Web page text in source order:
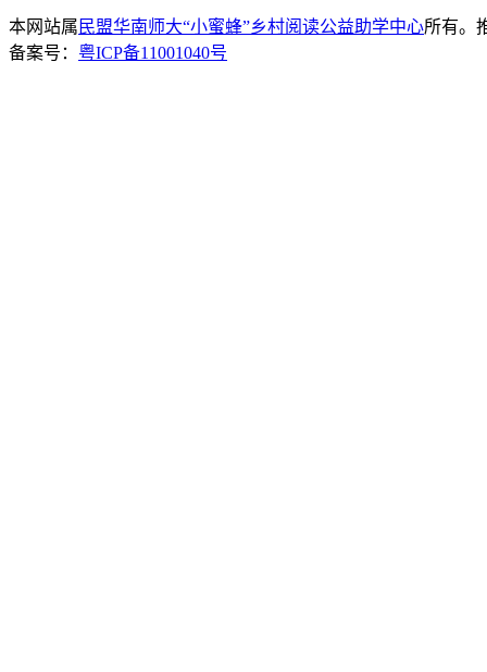
本网站属 民盟华南师大“小蜜蜂”乡村阅读公益助学中心所有。
备案号： 粤ICP备11001040号